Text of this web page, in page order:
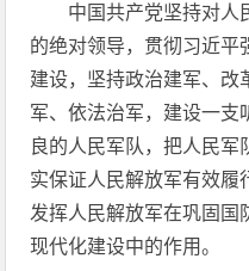
中国共产党坚持对人
的绝对领导，贯彻习近平
建设，坚持政治建军、改
军、依法治军，建设一支
良的人民军队，把人民
实保证人民解放军有效履
发挥人民解放军在巩固国
现代化建设中的作用。